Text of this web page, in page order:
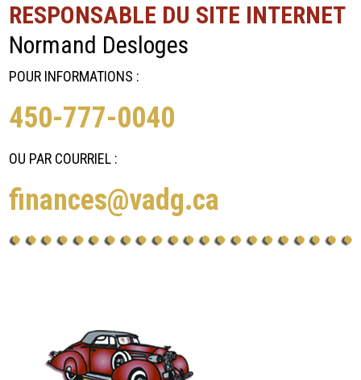
RESPONSABLE DU SITE INTERNET
Normand Desloges
POUR INFORMATIONS :
450-777-0040
OU PAR COURRIEL :
finances@vadg.ca